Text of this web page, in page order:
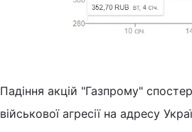
Падіння акцій "Газпрому"
військової агресії на адресу